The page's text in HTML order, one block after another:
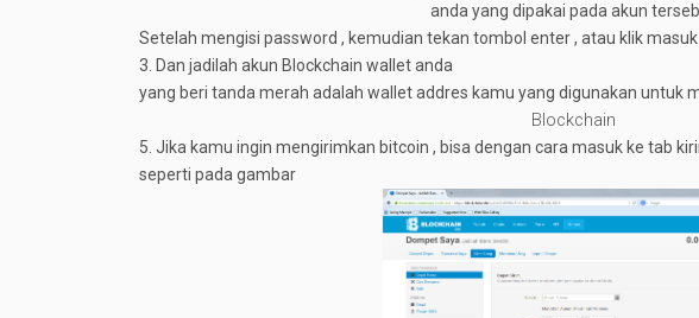
anda yang dipakai pada akun
Setelah mengisi password , kemudian tekan tombol enter , atau klik masuk
3. Dan jadilah akun Blockchain wallet anda
yang beri tanda merah adalah wallet addres kamu yang digunakan untuk
Blockchain
5. Jika kamu ingin mengirimkan bitcoin , bisa dengan cara masuk ke tab
seperti pada gambar